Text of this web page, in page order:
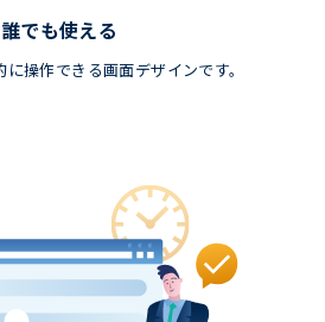
誰でも使える
操作できる画面デザインです。